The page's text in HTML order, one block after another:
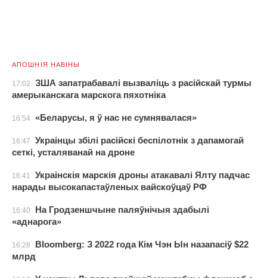
АПОШНІЯ НАВІНЫ
17:02
ЗША запатрабавалі вызваліць з расійскай турмы
амерыканскага марскога пяхотніка
16:54 «Беларусы, я ў нас не сумнявалася»
16:47
Украінцы збілі расійскі беспілотнік з дапамогай
сеткі, усталяванай на дроне
16:41
Украінскія марскія дроны атакавалі Ялту падчас
нарады высокапастаўленых вайскоўцаў РФ
16:40
На Гродзеншчыне паляўнічыя здабылі
«аднарога»
16:28
Bloomberg: З 2022 года Кім Чэн Ын назапасіў $22
млрд